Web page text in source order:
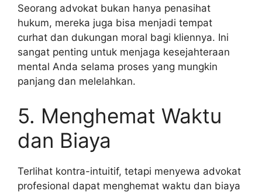
Seorang advokat bukan hanya penasihat
hukum, mereka juga bisa menjadi tempat
curhat dan dukungan moral bagi kliennya. Ini
sangat penting untuk menjaga kesejahteraan
mental Anda selama proses yang mungkin
panjang dan melelahkan.
5. Menghemat Waktu
dan Biaya
Terlihat kontra-intuitif, tetapi menyewa advokat
profesional dapat menghemat waktu dan biaya